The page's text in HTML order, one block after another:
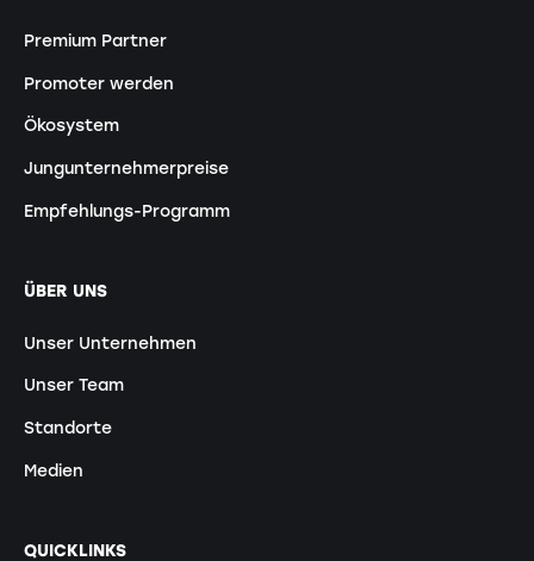
Premium Partner
Promoter werden
Ökosystem
Jungunternehmerpreise
Empfehlungs-Programm
ÜBER UNS
Unser Unternehmen
Unser Team
Standorte
Medien
QUICKLINKS